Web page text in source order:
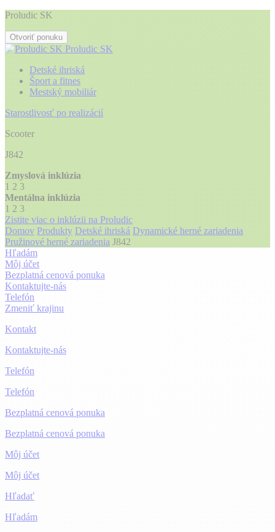
Proludic SK
Otvoriť ponuku
Proludic SK
Detské ihriská
Šport a fitnes
Mestský mobiliár
Starostlivosť po realizácií
Scooter
J842
Zmyslová inklúzia
1 2 3
Mentálna inklúzia
1 2 3
Zistite viac o inklúzii na Proludic
Domov Produkty Detské ihriská Dynamické herné zariadenia
Pružinové herné zariadenia J842
Hľadám
Môj účet
Bezplatná cenová ponuka
Kontaktujte-nás
Telefón
Zmeniť krajinu
Kontakt
Kontaktujte-nás
Telefón
Telefón
Bezplatná cenová ponuka
Bezplatná cenová ponuka
Môj účet
Môj účet
Hľadať
Hľadám